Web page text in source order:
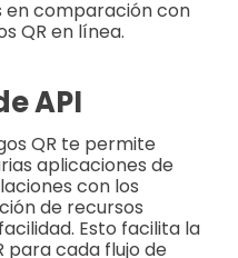
comparación con
QR en línea.
API
QR te permite
aplicaciones de
con los
de recursos
Esto facilita la
para cada flujo de